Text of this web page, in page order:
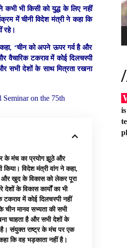
कभी भी किसी को युद्ध के लिए नहीं
में चीनी विदेश मंत्री ने कहा कि
रहे।
‘चीन को अपने ऊपर गर्व है और
वैचारिक टकराव में कोई दिलचस्पी
सभी देशों के साथ मित्रता रखना
on the 75th
के मंच का प्रयोग झूठे और
विदेश मंत्री वांग ने कहा,
और खुद के विकास को लेकर पूरा
देशों के विकास कार्यों का भी
में कोई दिलचस्पी नहीं
चीन मानव सभ्यता की सभी
चाहता है और सभी देशों के
है। संयुक्त राष्ट्र के मंच पर एक
कि वह भड़काता नहीं है।